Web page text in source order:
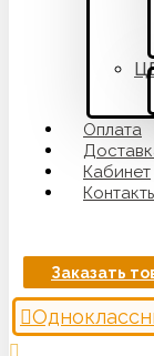
Оплата
Кабинет
Заказать